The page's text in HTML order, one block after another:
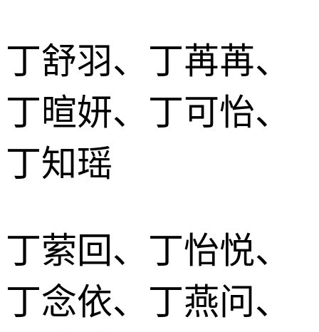
丁舒羽、丁苒苒、
丁暄妍、丁可怡、
丁知瑶
丁萦回、丁怡悦、
丁念依、丁燕问、